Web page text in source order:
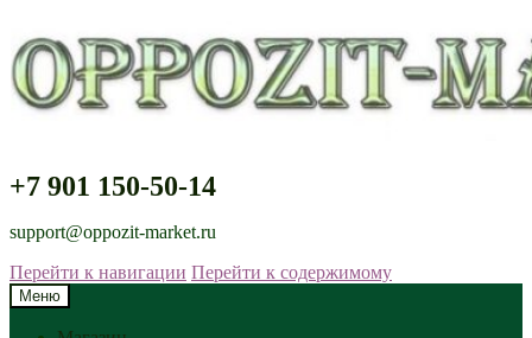
+7 901 150-50-14
support@oppozit-market.ru
Перейти к навигации Перейти к содержимому
Меню